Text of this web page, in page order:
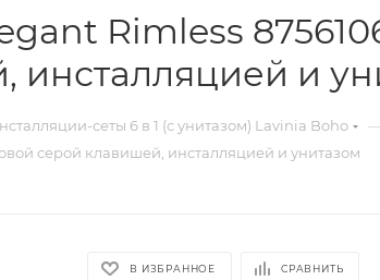
Rimless
инсталляцией и
сеты 6 в 1 (с унитазом) Lavinia Boho
серой клавишей, инсталляцией и унитазом
В ИЗБРАННОЕ СРАВНИТЬ